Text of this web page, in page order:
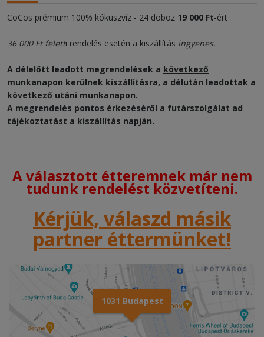
CoCos prémium 100% kókuszvíz - 24 doboz 19 000 Ft-ért
36 000 Ft feletti rendelés esetén a kiszállítás ingyenes.
A délelőtt leadott megrendelések a következő
munkanapon kerülnek kiszállításra, a délután leadottak a
következő utáni munkanapon.
A megrendelés pontos érkezéséről a futárszolgálat ad
tájékoztatást a kiszállítás napján.
A választott étteremnek már nem
tudunk rendelést közvetíteni.
Kérjük, válaszd másik
partner éttermünket!
1031 Budapest